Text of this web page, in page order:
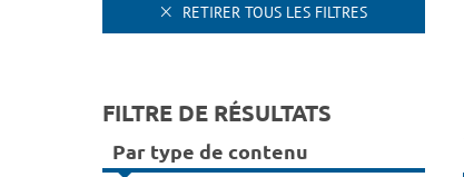
RETIRER TOUS LES FILTRES
FILTRE DE RÉSULTATS
Par type de contenu